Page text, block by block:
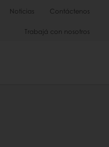
Noticias Contáctenos
Trabajá con nosotros